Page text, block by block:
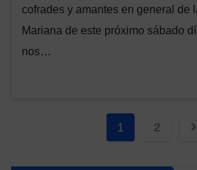
cofrades y amantes en general de
Mariana de este próximo sábado
nos…
1 2